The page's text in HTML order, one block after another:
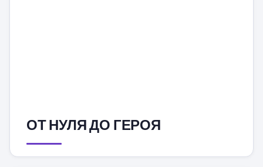
ОТ НУЛЯ ДО ГЕРОЯ